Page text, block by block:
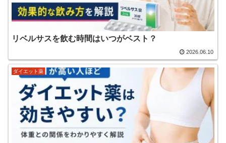
リベルサスを飲む時間はいつがベスト？
2026.06.10
ダイエット薬